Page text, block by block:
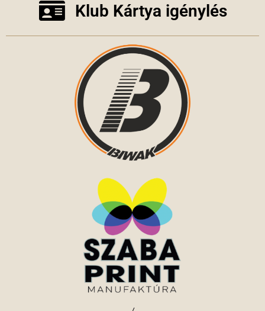
Klub Kártya igénylés